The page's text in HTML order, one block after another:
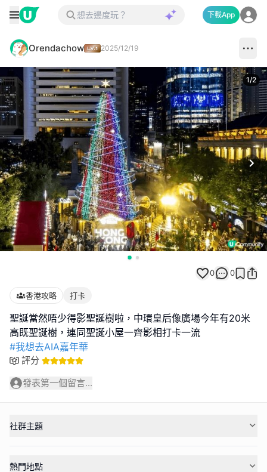
下載App
Orendachow 2025/12/19
1/2
0 0
香港攻略 打卡
聖誕當然唔少得影聖誕樹啦，中環皇后像廣場今年有20米
#我想去AIA嘉年華
評分
發表第一個留言...
社群主題
熱門地點